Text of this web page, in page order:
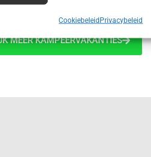
CookiebeleidPrivacybeleid
MEER KAMPEERVAKANTIES